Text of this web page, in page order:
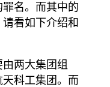
罪名。而其中的
看如下介绍和
两大集团组
科工集团。而